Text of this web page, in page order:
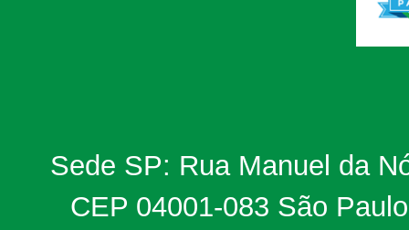
Sede SP: Rua Manuel da
CEP 04001-083 São